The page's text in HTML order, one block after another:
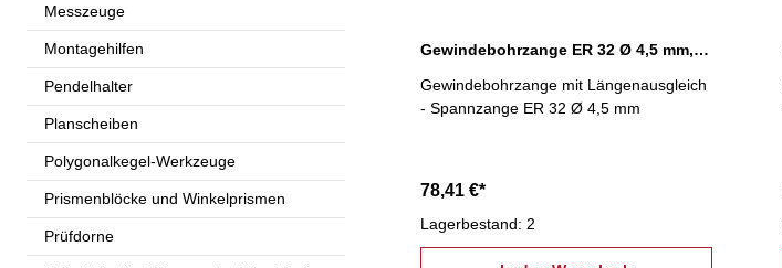
Messzeuge
Montagehilfen
Pendelhalter
Planscheiben
Polygonalkegel-Werkzeuge
Prismenblöcke und Winkelprismen
Prüfdorne
Gewindebohrzange ER 32 Ø 4,5 mm, Längenausgleich
Gewindebohrzange mit Längenausgleich
- Spannzange ER 32 Ø 4,5 mm
78,41 €*
Lagerbestand: 2